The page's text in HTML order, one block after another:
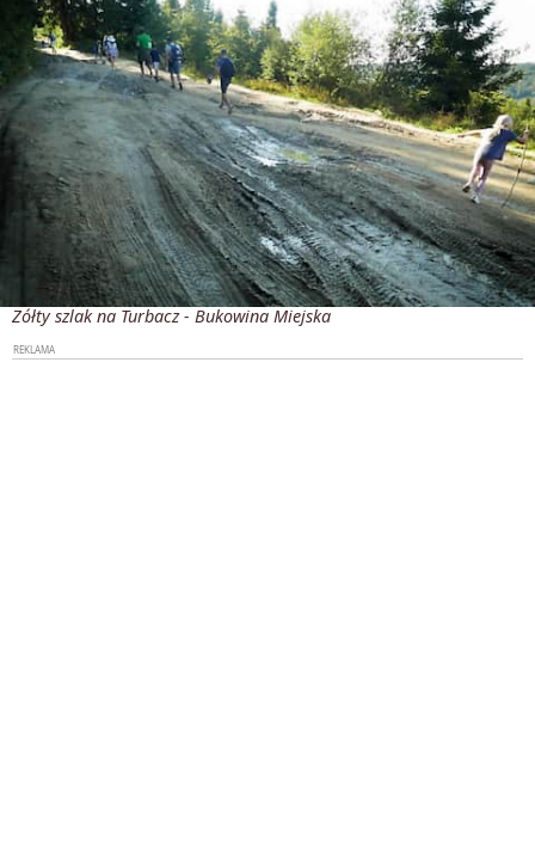
Żółty szlak na Turbacz - Bukowina Miejska